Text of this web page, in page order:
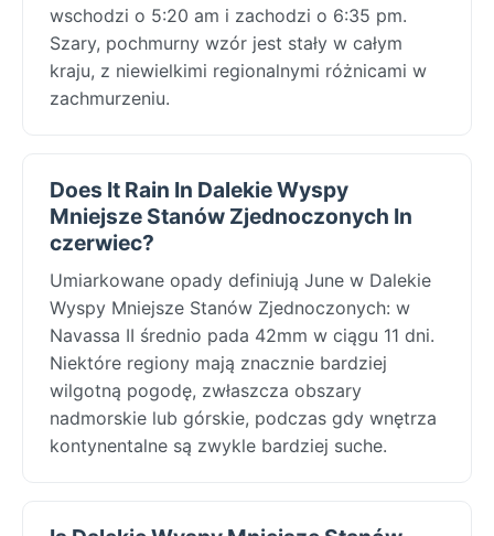
wschodzi o 5:20 am i zachodzi o 6:35 pm.
Szary, pochmurny wzór jest stały w całym
kraju, z niewielkimi regionalnymi różnicami w
zachmurzeniu.
Does It Rain In Dalekie Wyspy
Mniejsze Stanów Zjednoczonych In
czerwiec?
Umiarkowane opady definiują June w Dalekie
Wyspy Mniejsze Stanów Zjednoczonych: w
Navassa II średnio pada 42mm w ciągu 11 dni.
Niektóre regiony mają znacznie bardziej
wilgotną pogodę, zwłaszcza obszary
nadmorskie lub górskie, podczas gdy wnętrza
kontynentalne są zwykle bardziej suche.